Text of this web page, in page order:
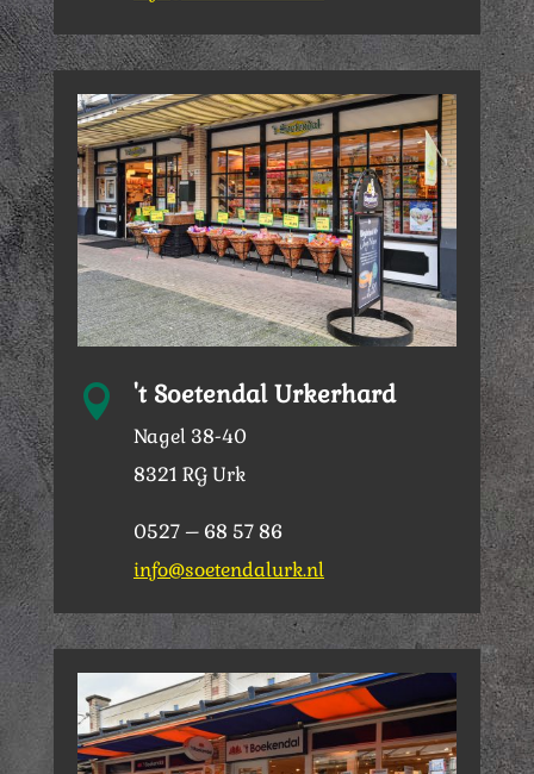
 't Soetendal Urkerhard
Nagel 38-40
8321 RG Urk
0527 – 68 57 86
info@soetendalurk.nl